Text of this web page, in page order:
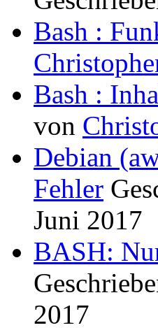
Bash :
Bash :
von
Debian
Fehler
Juni 2017
BASH:
2017